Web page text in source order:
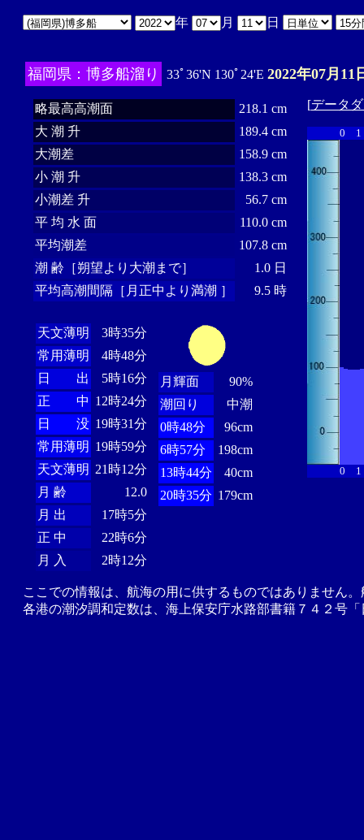
年 月 日
福岡県：博多船溜り 33ﾟ36'N 130ﾟ24'E 2022年07月11
略最高高潮面
218.1 cm
大 潮 升
189.4 cm
大潮差
158.9 cm
小 潮 升
138.3 cm
小潮差 升
56.7 cm
平 均 水 面
110.0 cm
平均潮差
107.8 cm
潮 齢［朔望より大潮まで］
1.0 日
平均高潮間隔［月正中より満潮 ］
9.5 時
天文薄明
3時35分
常用薄明
4時48分
日 出
5時16分
正 中 12時24分
日 没 19時31分
常用薄明 19時59分
天文薄明 21時12分
月 齢
12.0
月 出
17時5分
正 中
22時6分
月 入
2時12分
月輝面
90%
潮回り
中潮
0時48分
96cm
6時57分
198cm
13時44分
40cm
20時35分 179cm
[データ
0 1
0 1
ここでの情報は、航海の用に供するものではありません
各港の潮汐調和定数は、海上保安庁水路部書籍７４２号